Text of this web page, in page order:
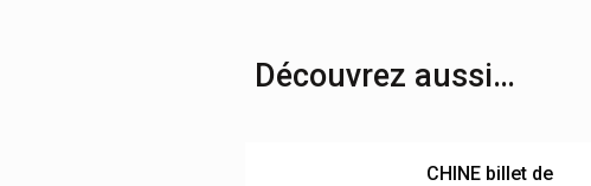
Découvrez aussi…
CHINE billet de